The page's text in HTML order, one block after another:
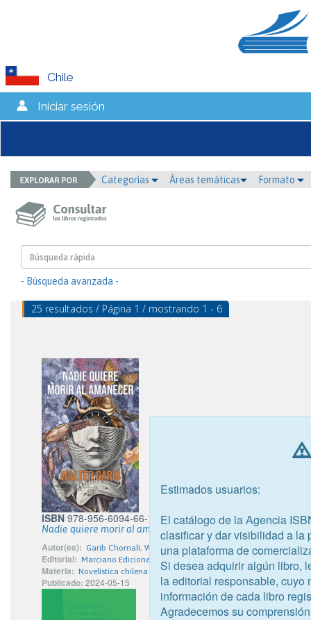
Chile
Iniciar sesión
Categorías Áreas temáticas Formato
- Búsqueda avanzada -
25 resultados / Página 1 / mostrando 1 - 6
ISBN 978-956-6094-66-1
Nadie quiere morir al amanecer
Autor(es): Garib Chomalí, Walter
Editorial: Marciano Ediciones SPA
Materia: Novelística chilena
Publicado: 2024-05-15
Estimados usuarios:
El catálogo de la Agencia
clasificar y dar visibilidad a la
una plataforma de
Si desea adquirir algún libro,
la editorial responsable, cuyo
información de cada libro
Agradecemos su